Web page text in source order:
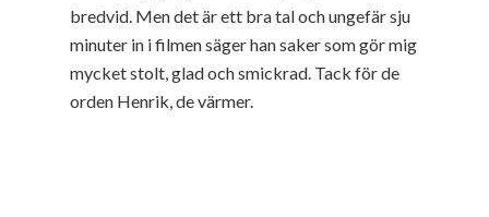
bredvid. Men det är ett bra tal och ungefär sju
minuter in i filmen säger han saker som gör mig
mycket stolt, glad och smickrad. Tack för de
orden Henrik, de värmer.